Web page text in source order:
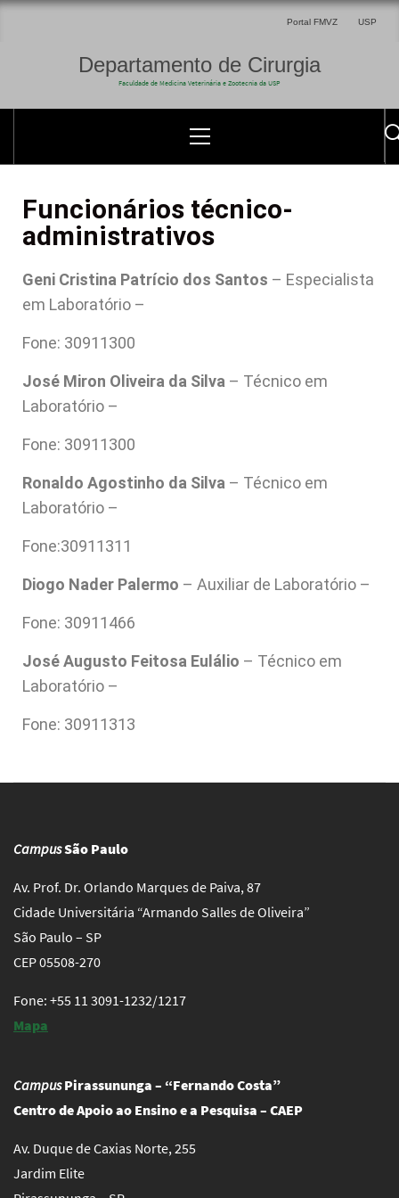
Portal FMVZ USP
Departamento de Cirurgia
Faculdade de Medicina Veterinária e Zootecnia da USP
Funcionários técnico-
administrativos
Geni Cristina Patrício dos Santos – Especialista
em Laboratório –
Fone: 30911300
José Miron Oliveira da Silva – Técnico em
Laboratório –
Fone: 30911300
Ronaldo Agostinho da Silva – Técnico em
Laboratório –
Fone:30911311
Diogo Nader Palermo – Auxiliar de Laboratório –
Fone: 30911466
José Augusto Feitosa Eulálio – Técnico em
Laboratório –
Fone: 30911313
CampusSão Paulo
Av. Prof. Dr. Orlando Marques de Paiva, 87
Cidade Universitária “Armando Salles de Oliveira”
São Paulo – SP
CEP 05508-270
Fone: +55 11 3091-1232/1217
Mapa
CampusPirassununga – “Fernando Costa”
Centro de Apoio ao Ensino e a Pesquisa – CAEP
Av. Duque de Caxias Norte, 255
Jardim Elite